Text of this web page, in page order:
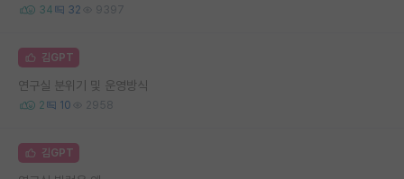
34 32 9397
김GPT
연구실 분위기 및 운영방식
2 10 2958
김GPT